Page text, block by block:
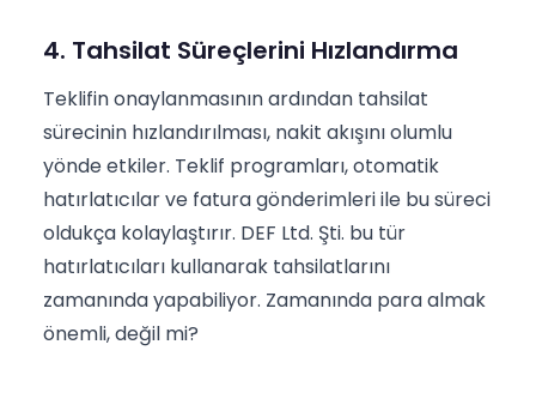
4. Tahsilat Süreçlerini Hızlandırma
Teklifin onaylanmasının ardından tahsilat
sürecinin hızlandırılması, nakit akışını olumlu
yönde etkiler. Teklif programları, otomatik
hatırlatıcılar ve fatura gönderimleri ile bu süreci
oldukça kolaylaştırır. DEF Ltd. Şti. bu tür
hatırlatıcıları kullanarak tahsilatlarını
zamanında yapabiliyor. Zamanında para almak
önemli, değil mi?